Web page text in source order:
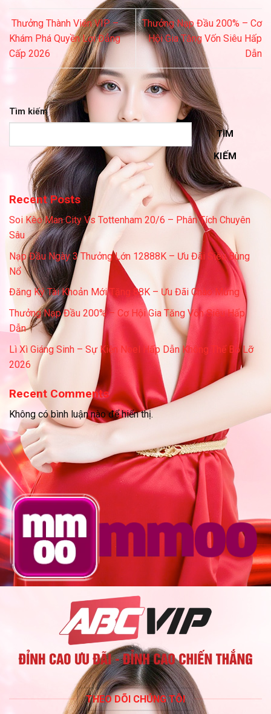
Thưởng Thành Viên VIP –
Khám Phá Quyền Lợi Đẳng
Cấp 2026
Thưởng Nạp Đầu 200% – Cơ
Hội Gia Tăng Vốn Siêu Hấp
Dẫn
Tìm kiếm
TÌM
KIẾM
Recent Posts
Soi Kèo Man City Vs Tottenham 20/6 – Phân Tích Chuyên
Sâu
Nạp Đầu Ngày 3 Thưởng Lớn 12888K – Ưu Đãi Siêu Bùng
Nổ
Đăng Ký Tài Khoản Mới Tặng 88K – Ưu Đãi Chào Mừng
Thưởng Nạp Đầu 200% – Cơ Hội Gia Tăng Vốn Siêu Hấp
Dẫn
Lì Xì Giáng Sinh – Sự Kiện Noel Hấp Dẫn Không Thể Bỏ Lỡ
2026
Recent Comments
Không có bình luận nào để hiển thị.
THEO DÕI CHÚNG TÔI